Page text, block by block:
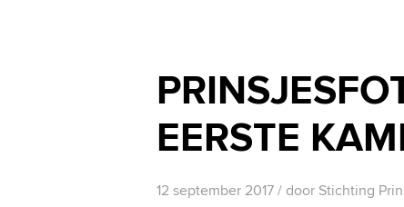
EERSTE
12 september 2017/ door Stichting